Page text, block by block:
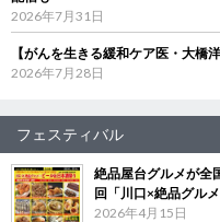
2026年7月31日
【がんを生きる緩和ケア医・大橋
2026年7月28日
フェスティバル
絶品屋台グルメが全
回「川口×絶品グル
2026年4月15日